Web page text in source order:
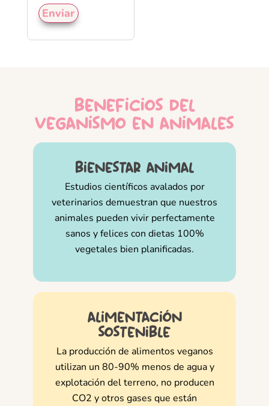
beneficios del
veganismo en animales
bienestar animal
Estudios científicos avalados por
veterinarios demuestran que nuestros
animales pueden vivir perfectamente
sanos y felices con dietas 100%
vegetales bien planificadas.
alimentación
sostenible
La producción de alimentos veganos
utilizan un 80-90% menos de agua y
explotación del terreno, no producen
CO2 y otros gases que están